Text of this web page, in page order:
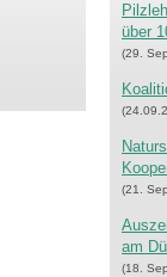
über
(29.
(21.
am
(18.